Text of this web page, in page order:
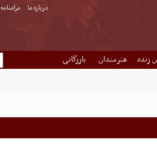
درباره ما مرامنامه
زنده هنرمندان
بازرگانی